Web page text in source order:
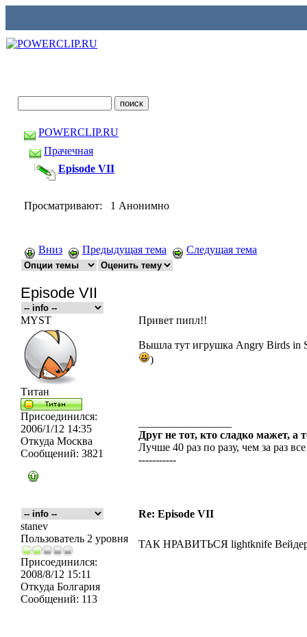
POWERCLIP.RU
Прачечная
Episode VII
Просматривают: 1 Анонимно
Вниз Предыдущая тема Следущая тема
Episode VII
MYST
Титан
Присоединился:
2006/1/12 14:35
Откуда Москва
Сообщений: 3821
Привет пипл!!
Вышла тут игрушка Angry Birds in
)
Друг не тот, кто сладко мажет, а
Лучше 40 раз по разу, чем за раз
-----------
Re: Episode VII
stanev
Пользователь 2 уровня
Присоединился:
2008/8/12 15:11
Откуда Болгария
Сообщений: 113
ТАК НРАВИТЬСЯ lightknife